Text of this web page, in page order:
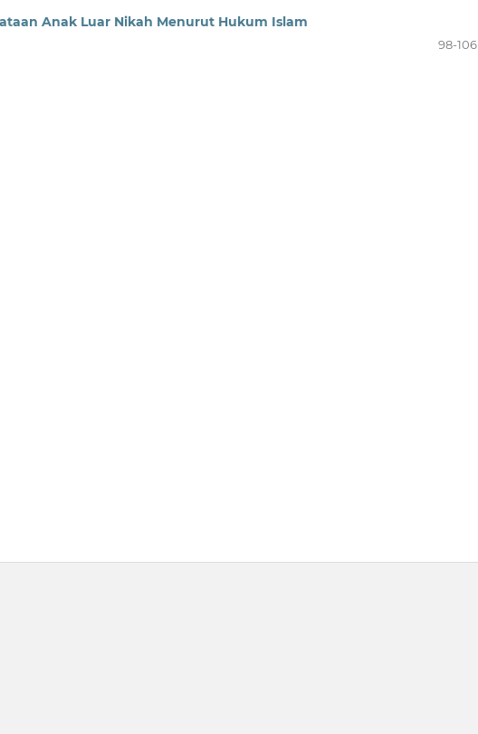
Anak Luar Nikah Menurut Hukum Islam
98-106